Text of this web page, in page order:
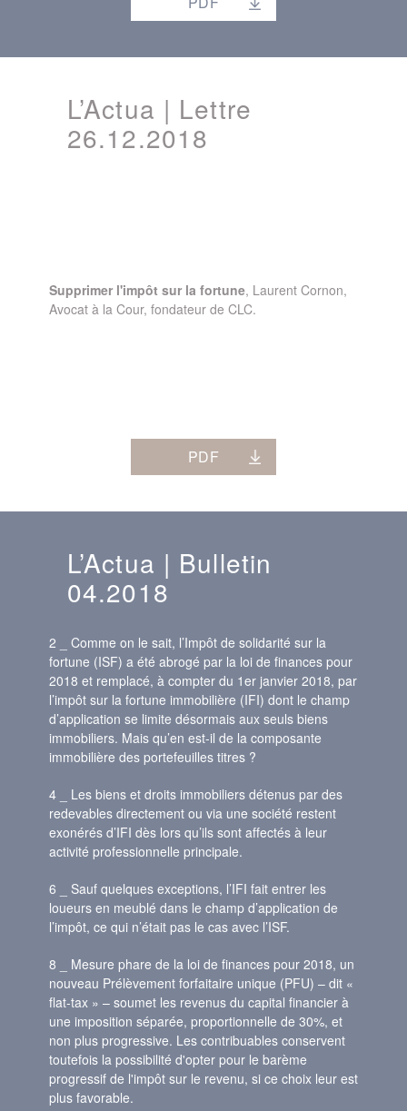
L’Actua | Lettre
26.12.2018
Supprimer l'impôt sur la fortune, Laurent Cornon,
Avocat à la Cour, fondateur de CLC.
PDF
L’Actua | Bulletin
04.2018
2 _ Comme on le sait, l’Impôt de solidarité sur la
fortune (ISF) a été abrogé par la loi de finances pour
2018 et remplacé, à compter du 1er janvier 2018, par
l’impôt sur la fortune immobilière (IFI) dont le champ
d’application se limite désormais aux seuls biens
immobiliers. Mais qu’en est-il de la composante
immobilière des portefeuilles titres ?
4 _ Les biens et droits immobiliers détenus par des
redevables directement ou via une société restent
exonérés d’IFI dès lors qu’ils sont affectés à leur
activité professionnelle principale.
6 _ Sauf quelques exceptions, l’IFI fait entrer les
loueurs en meublé dans le champ d’application de
l’impôt, ce qui n’était pas le cas avec l’ISF.
8 _ Mesure phare de la loi de finances pour 2018, un
nouveau Prélèvement forfaitaire unique (PFU) – dit «
flat-tax » – soumet les revenus du capital financier à
une imposition séparée, proportionnelle de 30%, et
non plus progressive. Les contribuables conservent
toutefois la possibilité d'opter pour le barème
progressif de l'impôt sur le revenu, si ce choix leur est
plus favorable.